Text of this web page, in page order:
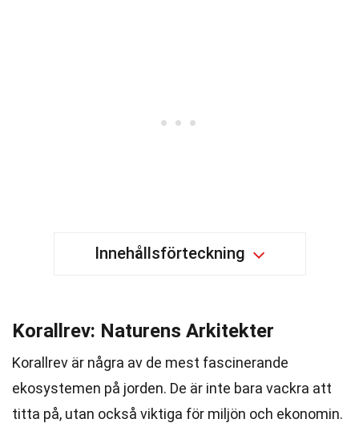
Innehållsförteckning
Korallrev: Naturens Arkitekter
Korallrev är några av de mest fascinerande
ekosystemen på jorden. De är inte bara vackra att
titta på, utan också viktiga för miljön och ekonomin.